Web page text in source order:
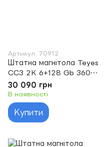
Артикул: 70912
Штатна магнітола Teyes
CC3 2K 6+128 Gb 360°
Lexus CT CT200 CT200h
2010-2018 9"
30 090 грн
В наявності
Купити